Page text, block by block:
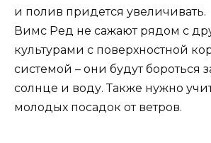
и полив придется увеличивать.
Вимс Ред не сажают рядом с
культурами с поверхностной
системой – они будут бороться
солнце и воду. Также нужно
молодых посадок от ветров.